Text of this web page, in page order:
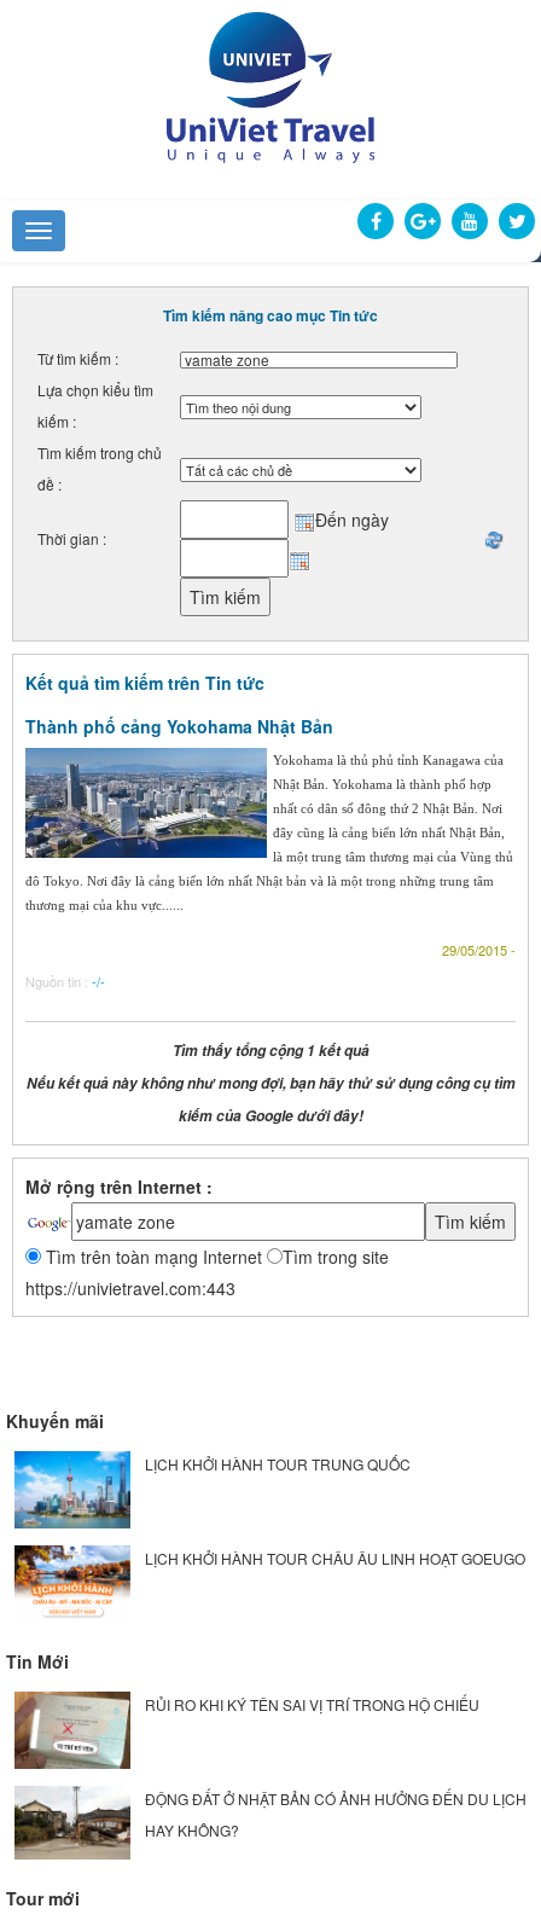
Tìm kiếm nâng cao mục Tin tức
Từ tìm kiếm :
Lựa chọn kiểu tìm
kiếm :
Tìm kiếm trong chủ
đề :
Thời gian :
Đến ngày
Kết quả tìm kiếm trên Tin tức
Thành phố cảng Yokohama Nhật Bản
Yokohama là thủ phủ tỉnh Kanagawa của
Nhật Bản. Yokohama là thành phố hợp
nhất có dân số đông thứ 2 Nhật Bản. Nơi
đây cũng là cảng biển lớn nhất Nhật Bản,
là một trung tâm thương mại của Vùng thủ
đô Tokyo. Nơi đây là cảng biển lớn nhất Nhật bản và là một trong những trung tâm
thương mại của khu vực......
29/05/2015 -
Nguồn tin : -/-
Tìm thấy tổng cộng 1 kết quả
Nếu kết quả này không như mong đợi, bạn hãy thử sử dụng công cụ tìm
kiếm của Google dưới đây!
Mở rộng trên Internet :
Tìm trên toàn mạng Internet
Tìm trong site
https://univietravel.com:443
Khuyến mãi
LỊCH KHỞI HÀNH TOUR TRUNG QUỐC
LỊCH KHỞI HÀNH TOUR CHÂU ÂU LINH HOẠT GOEUGO
Tin Mới
RỦI RO KHI KÝ TÊN SAI VỊ TRÍ TRONG HỘ CHIẾU
ĐỘNG ĐẤT Ở NHẬT BẢN CÓ ẢNH HƯỞNG ĐẾN DU LỊCH
HAY KHÔNG?
Tour mới